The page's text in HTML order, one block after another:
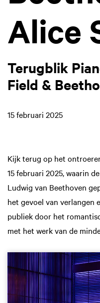
Alice
Terugblik
Field &
15 februari 2025
Kijk terug op het
15 februari 2025, waarin
Ludwig van Beethoven
het gevoel van verlangen
publiek door het
met het werk van de